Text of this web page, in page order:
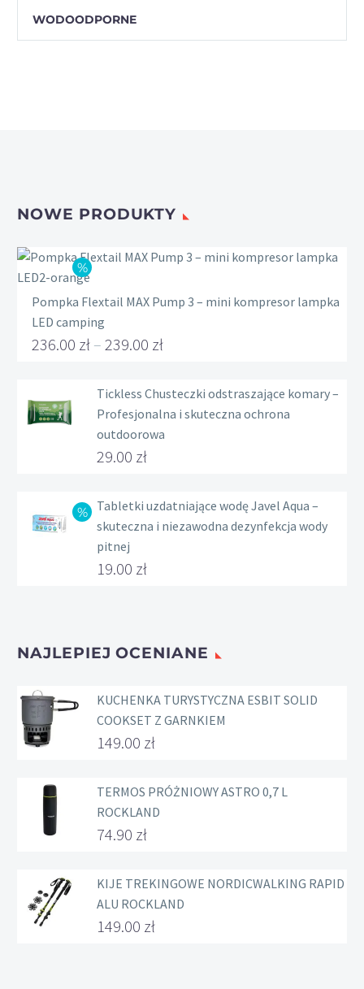
WODOODPORNE
NOWE PRODUKTY
Pompka Flextail MAX Pump 3 – mini kompresor lampka
LED camping
236.00 zł – 239.00 zł
od
Tickless Chusteczki odstraszające komary –
Profesjonalna i skuteczna ochrona
outdoorowa
29.00 zł
Tabletki uzdatniające wodę Javel Aqua –
skuteczna i niezawodna dezynfekcja wody
pitnej
Pierwotna
19.00 zł
19.00 zł.
NAJLEPIEJ OCENIANE
KUCHENKA TURYSTYCZNA ESBIT SOLID
COOKSET Z GARNKIEM
149.00 zł
TERMOS PRÓŻNIOWY ASTRO 0,7 L
ROCKLAND
74.90 zł
KIJE TREKINGOWE NORDICWALKING RAPID
ALU ROCKLAND
149.00 zł